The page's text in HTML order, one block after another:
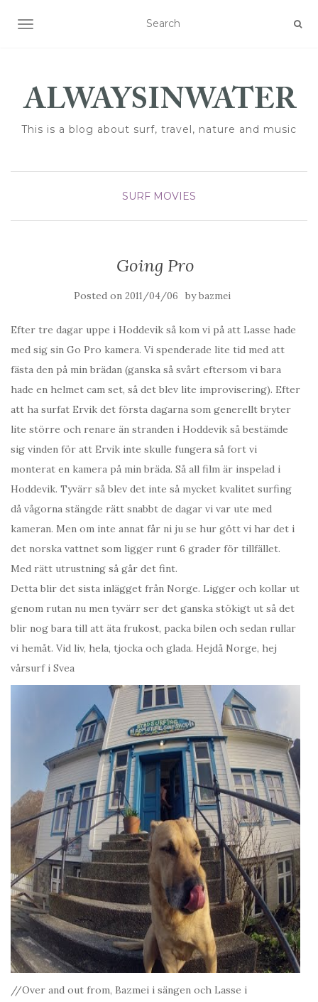
TOGGLE NAVIGATION
This is a blog about surf, travel, nature and music
SURF MOVIES
Going Pro
Posted on 2011/04/06 bybazmei
Efter tre dagar uppe i Hoddevik så kom vi på att Lasse hade
med sig sin Go Pro kamera. Vi spenderade lite tid med att
fästa den på min brädan (ganska så svårt eftersom vi bara
hade en helmet cam set, så det blev lite improvisering). Efter
att ha surfat Ervik det första dagarna som generellt bryter
lite större och renare än stranden i Hoddevik så bestämde
sig vinden för att Ervik inte skulle fungera så fort vi
monterat en kamera på min bräda. Så all film är inspelad i
Hoddevik. Tyvärr så blev det inte så mycket kvalitet surfing
då vågorna stängde rätt snabbt de dagar vi var ute med
kameran. Men om inte annat får ni ju se hur gött vi har det i
det norska vattnet som ligger runt 6 grader för tillfället.
Med rätt utrustning så går det fint.
Detta blir det sista inlägget från Norge. Ligger och kollar ut
genom rutan nu men tyvärr ser det ganska stökigt ut så det
blir nog bara till att äta frukost, packa bilen och sedan rullar
vi hemåt. Vid liv, hela, tjocka och glada. Hejdå Norge, hej
vårsurf i Svea
//Over and out from, Bazmei i sängen och Lasse i